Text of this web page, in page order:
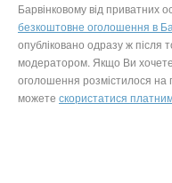
Барвінковому від приватних
безкоштовне оголошення в
опубліковано одразу ж після
модератором. Якщо Ви
оголошення розмістилося на
можете скористатися